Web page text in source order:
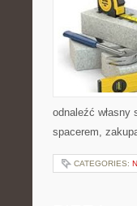
odnaleźć
spacerem,
CATEGORIES: